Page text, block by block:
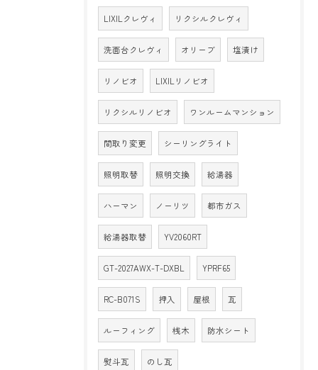
LIXILクレヴィ リクシルクレヴィ
洗面台クレヴィ オリーブ 塩漬け
リノビオ LIXILリノビオ
リクシルリノビオ ワンルームマンション
間取り変更 シーリングライト
照明取替 照明交換 給湯器
ハーマン ノーリツ 都市ガス
給湯器取替 YV2060RT
GT-2027AWX-T-DXBL YPRF65
RC-B071S 押入 屋根 瓦
ルーフィング 桟木 防水シート
熨斗瓦 のし瓦